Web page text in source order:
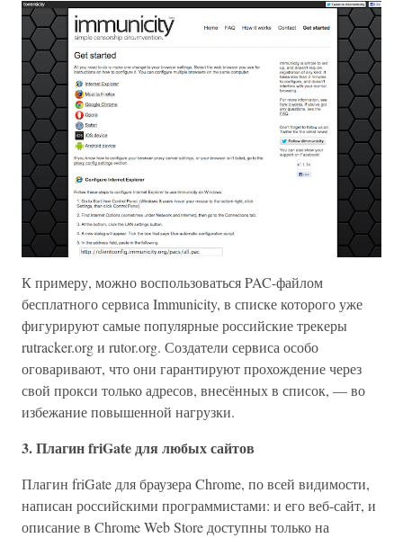
К примеру, можно воспользоваться PAC-файлом
бесплатного сервиса Immunicity, в списке которого уже
фигурируют самые популярные российские трекеры
rutracker.org и rutor.org. Создатели сервиса особо
оговаривают, что они гарантируют прохождение через
свой прокси только адресов, внесённых в список, — во
избежание повышенной нагрузки.
3. Плагин friGate для любых сайтов
Плагин friGate для браузера Chrome, по всей видимости,
написан российскими программистами: и его веб-сайт, и
описание в Chrome Web Store доступны только на